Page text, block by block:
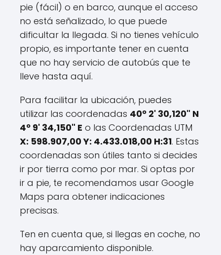
pie (fácil) o en barco, aunque el acceso
no está señalizado, lo que puede
dificultar la llegada. Si no tienes vehículo
propio, es importante tener en cuenta
que no hay servicio de autobús que te
lleve hasta aquí.
Para facilitar la ubicación, puedes
utilizar las coordenadas 40º 2' 30,120" N
4º 9' 34,150" E o las Coordenadas UTM
X: 598.907,00 Y: 4.433.018,00 H:31. Estas
coordenadas son útiles tanto si decides
ir por tierra como por mar. Si optas por
ir a pie, te recomendamos usar Google
Maps para obtener indicaciones
precisas.
Ten en cuenta que, si llegas en coche, no
hay aparcamiento disponible.